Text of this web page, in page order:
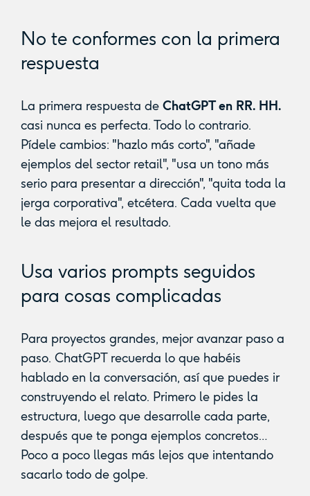
No te conformes con la primera
respuesta
La primera respuesta de ChatGPT en RR. HH.
casi nunca es perfecta. Todo lo contrario.
Pídele cambios: "hazlo más corto", "añade
ejemplos del sector retail", "usa un tono más
serio para presentar a dirección", "quita toda la
jerga corporativa", etcétera. Cada vuelta que
le das mejora el resultado.
Usa varios prompts seguidos
para cosas complicadas
Para proyectos grandes, mejor avanzar paso a
paso. ChatGPT recuerda lo que habéis
hablado en la conversación, así que puedes ir
construyendo el relato. Primero le pides la
estructura, luego que desarrolle cada parte,
después que te ponga ejemplos concretos…
Poco a poco llegas más lejos que intentando
sacarlo todo de golpe.